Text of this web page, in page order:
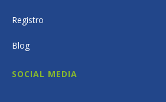
Registro
Blog
SOCIAL MEDIA